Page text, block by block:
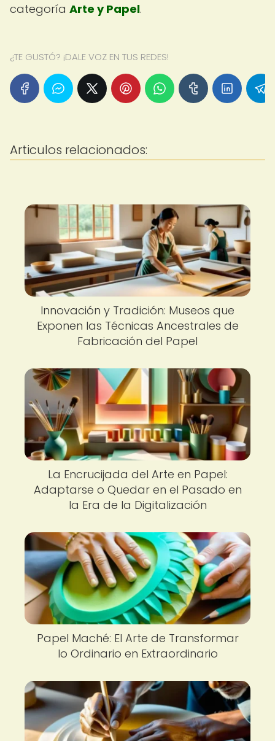
categoría Arte y Papel.
¿TE GUSTÓ? ¡DALE VOZ EN TUS REDES!
Articulos relacionados:
Innovación y Tradición: Museos que
Exponen las Técnicas Ancestrales de
Fabricación del Papel
La Encrucijada del Arte en Papel:
Adaptarse o Quedar en el Pasado en
la Era de la Digitalización
Papel Maché: El Arte de Transformar
lo Ordinario en Extraordinario